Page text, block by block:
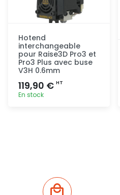
Hotend
interchangeable
pour Raise3D Pro3 et
Pro3 Plus avec buse
V3H 0.6mm
119,90 € HT
En stock